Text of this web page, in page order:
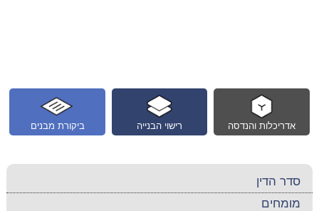
ביקורת מבנים רישוי הבנייה אדריכלות והנדסה
סדר הדין
מומחים